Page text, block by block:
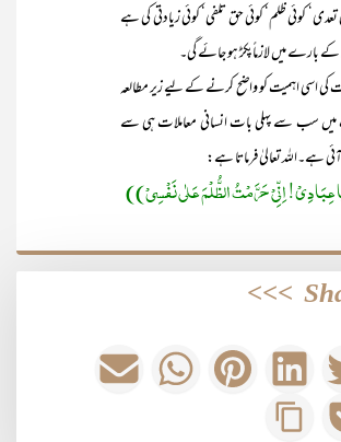
تعدی‘ کوئی ظلم‘ کوئی حق تلفی‘ کوئی زیادتی کی ہے
بارے میں لازماًپکڑ ہو جائے گی۔
کی اسی اہمیت کو واضح کرنے کے لیے زیر مطالعہ
سب سے پہلی بات انسانی معاملات ہی سے
ہے۔اللہ تعالیٰ فرماتا ہے:
اِنِّیْ حَرَّمْتُ الظُّلْمَ عَلٰی نَفْسِیْ))
>>>